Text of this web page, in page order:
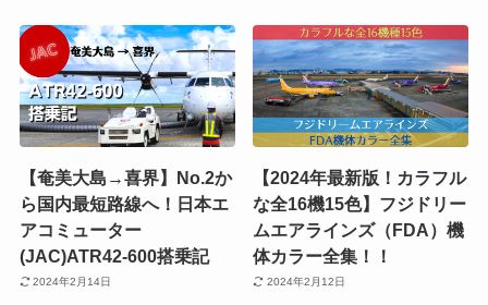
【奄美大島→喜界】No.2か
ら国内最短路線へ！日本エ
アコミューター
(JAC)ATR42-600搭乗記
2024年2月14日
【2024年最新版！カラフル
な全16機15色】フジドリー
ムエアラインズ（FDA）機
体カラー全集！！
2024年2月12日